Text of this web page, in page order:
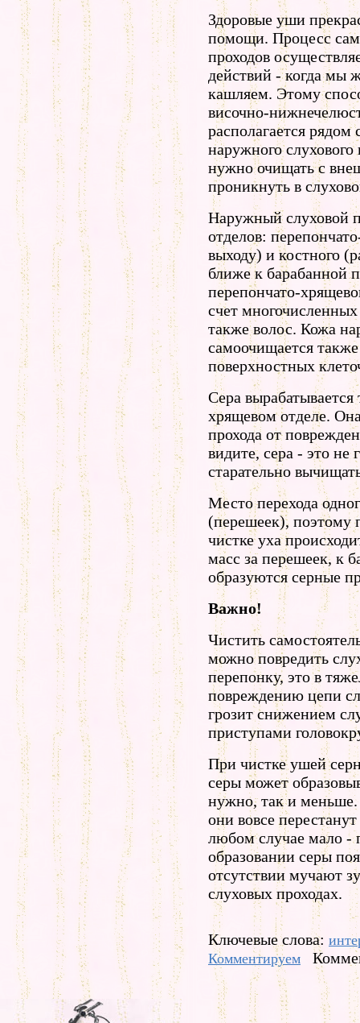
Здоровые уши
помощи. Процесс
проходов
действий - когда мы
кашляем. Этому
височно-
располагается рядом
наружного
нужно очищать с
проникнуть в
Наружный слуховой
отделов:
выходу) и костного
ближе к барабанной
перепончато-
счет
также волос. Кожа
самоочищается также
поверхностных
Сера вырабатывается
хрящевом отделе.
прохода от
видите, сера - это не
старательно
Место перехода
(перешеек), поэтому
чистке уха
масс за перешеек, к
образуются серные
Важно!
Чистить
можно повредить
перепонку, это в
повреждению цепи
грозит снижением
приступами
При чистке ушей
серы может
нужно, так и
они вовсе
любом случае мало
образовании серы
отсутствии мучают
слуховых проходах.
Ключевые слова:
Комментируем